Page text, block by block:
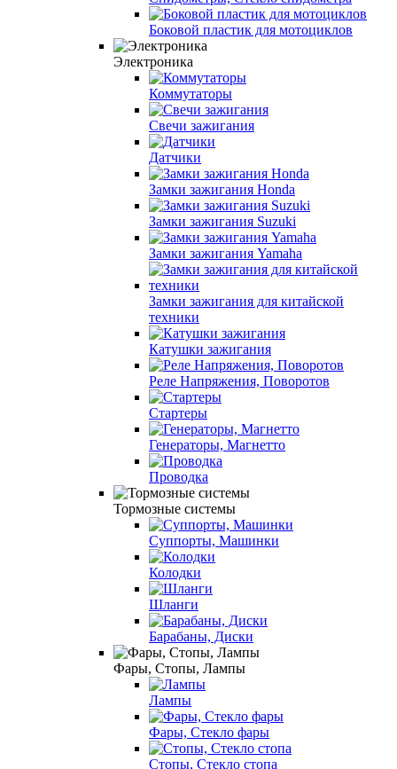
Боковой пластик для мотоциклов
Электроника
Коммутаторы
Свечи зажигания
Датчики
Замки зажигания Honda
Замки зажигания Suzuki
Замки зажигания Yamaha
Замки зажигания для китайской
техники
Катушки зажигания
Реле Напряжения, Поворотов
Стартеры
Генераторы, Магнетто
Проводка
Тормозные системы
Суппорты, Машинки
Колодки
Шланги
Барабаны, Диски
Фары, Стопы, Лампы
Лампы
Фары, Стекло фары
Стопы, Стекло стопа